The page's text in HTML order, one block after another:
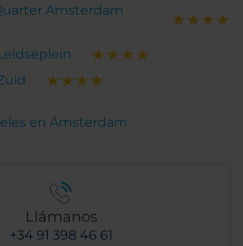
Amsterdam
en Ámsterdam
Llámanos
+34 91 398 46 61